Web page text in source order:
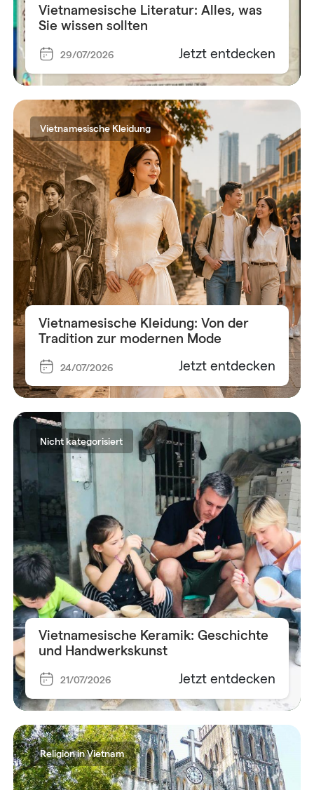
Vietnamesische Literatur: Alles, was
Sie wissen sollten
29/07/2026 Jetzt entdecken
Vietnamesische Kleidung
Vietnamesische Kleidung: Von der
Tradition zur modernen Mode
24/07/2026 Jetzt entdecken
Nicht kategorisiert
Vietnamesische Keramik: Geschichte
und Handwerkskunst
21/07/2026 Jetzt entdecken
Religion in Vietnam